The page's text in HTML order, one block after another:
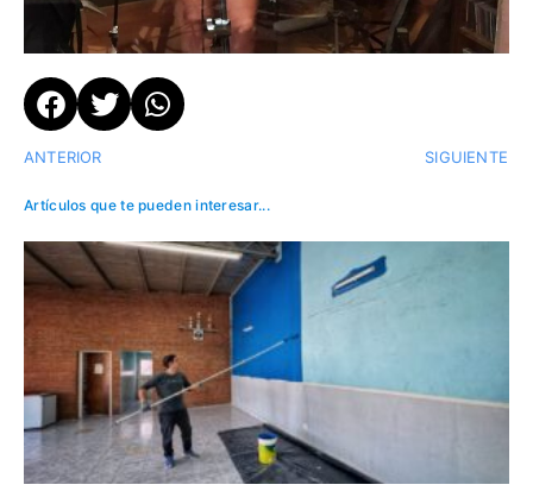
ANTERIOR SIGUIENTE
Artículos que te pueden interesar...